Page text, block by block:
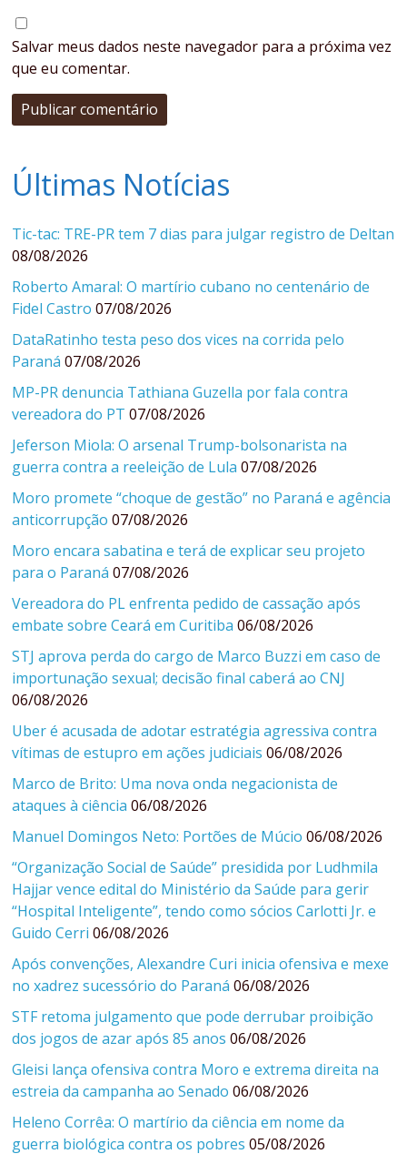
Salvar meus dados neste navegador para a próxima vez
que eu comentar.
Últimas Notícias
Tic-tac: TRE-PR tem 7 dias para julgar registro de Deltan
08/08/2026
Roberto Amaral: O martírio cubano no centenário de
Fidel Castro 07/08/2026
DataRatinho testa peso dos vices na corrida pelo
Paraná 07/08/2026
MP-PR denuncia Tathiana Guzella por fala contra
vereadora do PT 07/08/2026
Jeferson Miola: O arsenal Trump-bolsonarista na
guerra contra a reeleição de Lula 07/08/2026
Moro promete “choque de gestão” no Paraná e agência
anticorrupção 07/08/2026
Moro encara sabatina e terá de explicar seu projeto
para o Paraná 07/08/2026
Vereadora do PL enfrenta pedido de cassação após
embate sobre Ceará em Curitiba 06/08/2026
STJ aprova perda do cargo de Marco Buzzi em caso de
importunação sexual; decisão final caberá ao CNJ
06/08/2026
Uber é acusada de adotar estratégia agressiva contra
vítimas de estupro em ações judiciais 06/08/2026
Marco de Brito: Uma nova onda negacionista de
ataques à ciência 06/08/2026
Manuel Domingos Neto: Portões de Múcio 06/08/2026
“Organização Social de Saúde” presidida por Ludhmila
Hajjar vence edital do Ministério da Saúde para gerir
“Hospital Inteligente”, tendo como sócios Carlotti Jr. e
Guido Cerri 06/08/2026
Após convenções, Alexandre Curi inicia ofensiva e mexe
no xadrez sucessório do Paraná 06/08/2026
STF retoma julgamento que pode derrubar proibição
dos jogos de azar após 85 anos 06/08/2026
Gleisi lança ofensiva contra Moro e extrema direita na
estreia da campanha ao Senado 06/08/2026
Heleno Corrêa: O martírio da ciência em nome da
guerra biológica contra os pobres 05/08/2026